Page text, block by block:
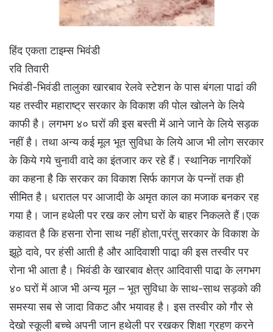
हिंद एकता टाइम्स भिवंंडी
रवि तिवारी
भिवंडी-भिवंडी तालुका खारबाव रेलवे स्टेशन के पास बंगला पाढां की
यह तस्वीर महाराष्ट्र सरकार के विकाश की पोल खोलने के लिये
काफी है। लगभग ४० घरों की इस बस्ती में आने जाने के लिये सड़क
नहीं है। तथा अन्य कई मूल भूत सुविधा के लिये आज भी लोग सरकार
के किये गये चुनावी वादे का इंतजार कर रहे हैं। स्थानिक नागरिकों
का कहना है कि सरकर का विकाश सिर्फ कागज के पन्नों तक ही
सीमित है। धरातल पर आजादी के अमृत काल का मजाक बनकर रह
गया है। जान हथेली पर रख कर लोग घरों के बाहर निकलते हैं।एक
कहावत है कि हसना रोना साथ नहीं होता,परंतु सरकार के विकाश के
झूठे दावे, पर हंसी आती है और आदिवाशी पाढा़ की इस तस्वीर पर
रोना भी आता है। भिवंडी के खारबाव क्षेत्र आदिवासी पाढा़ के लगभग
४० घरों में आज भी अन्य मूल – भूत सुविधा के साथ-साथ सड़को की
समस्या सब से जादा विकट और भयावह है। इस तस्वीर को गौर से
देखो स्कूली बच्चे अपनी जान हथेली पर रखकर शिक्षा ग्रहण करने